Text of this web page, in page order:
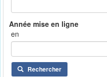
en
Rechercher